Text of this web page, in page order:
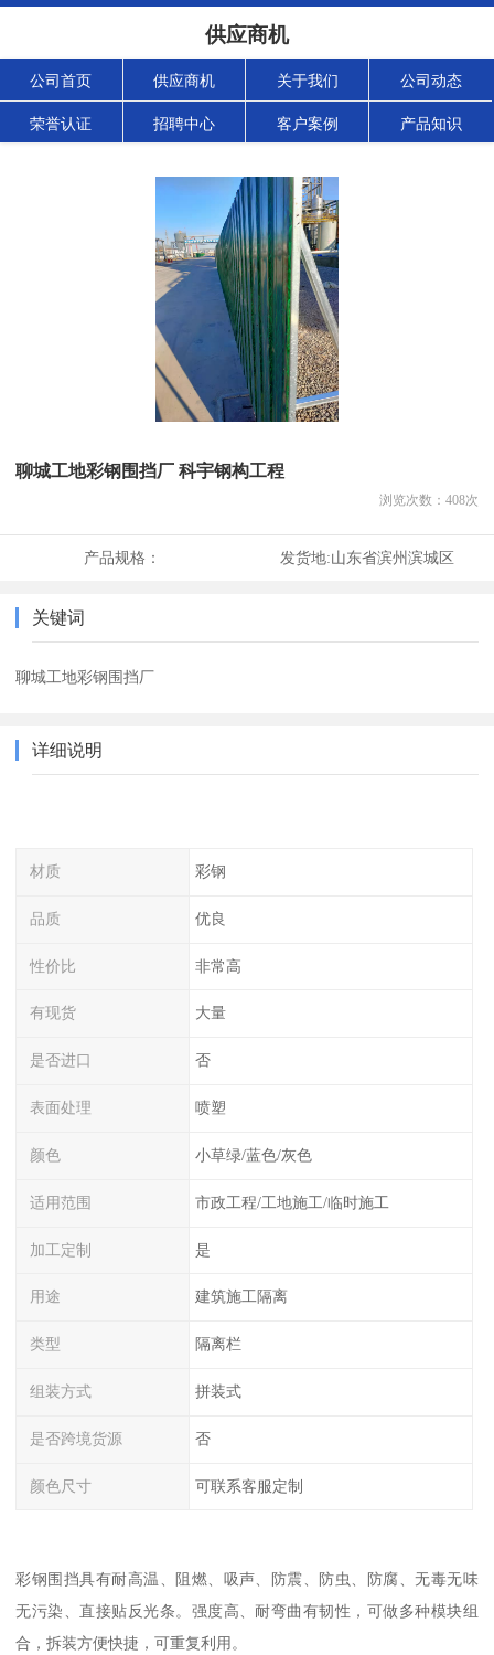
供应商机
公司首页 供应商机 关于我们 公司动态
荣誉认证 招聘中心 客户案例 产品知识
聊城工地彩钢围挡厂 科宇钢构工程
浏览次数： 408次
产品规格： 发货地:山东省滨州滨城区
关键词
聊城工地彩钢围挡厂
详细说明
材质 彩钢
品质 优良
性价比 非常高
有现货 大量
是否进口 否
表面处理 喷塑
颜色 小草绿/蓝色/灰色
适用范围 市政工程/工地施工/临时施工
加工定制 是
用途 建筑施工隔离
类型 隔离栏
组装方式 拼装式
是否跨境货源 否
颜色尺寸 可联系客服定制
彩钢围挡具有耐高温、阻燃、吸声、防震、防虫、防腐、无毒无味
无污染、直接贴反光条。强度高、耐弯曲有韧性，可做多种模块组
合，拆装方便快捷，可重复利用。